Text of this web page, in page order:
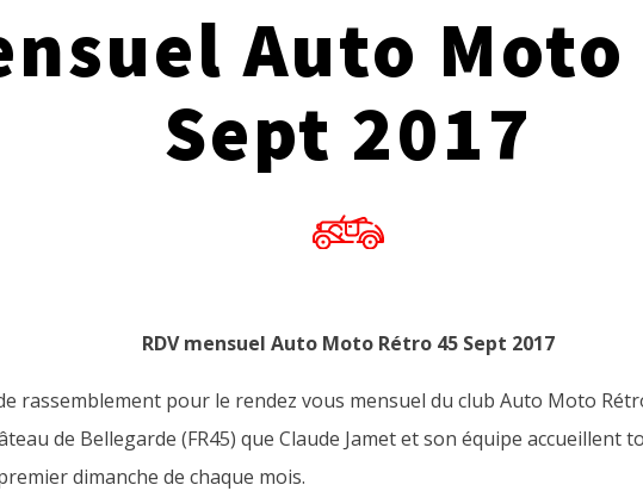
Auto
Sept 2017
RDV mensuel Auto Moto Rétro 45 Sept 2017
rassemblement pour le rendez vous mensuel du club Auto Moto
de Bellegarde (FR45) que Claude Jamet et son équipe accueillent
dimanche de chaque mois.